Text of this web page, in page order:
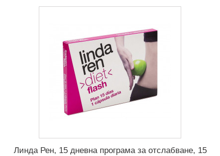
Линда Рен, 15 дневна програма за отслабване, 15